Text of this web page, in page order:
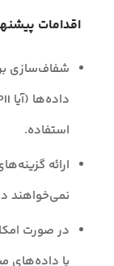
اقدامات
شفاف‌سازی
استفاده.
نمی‌خواهند
یا داده‌های